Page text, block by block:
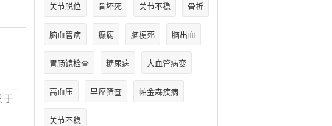
关节脱位 骨坏死 关节不稳 骨折
脑血管病 癫痫 脑梗死 脑出血
胃肠镜检查 糖尿病 大血管病变
高血压 早癌筛查 帕金森疾病
关节不稳